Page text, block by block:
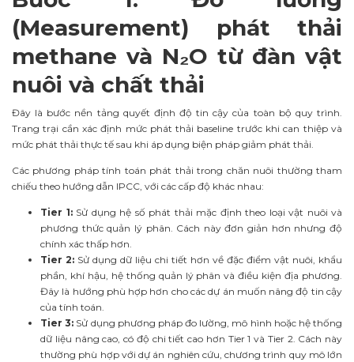
(Measurement) phát thải
methane và N₂O từ đàn vật
nuôi và chất thải
Đây là bước nền tảng quyết định độ tin cậy của toàn bộ quy trình.
Trang trại cần xác định mức phát thải baseline trước khi can thiệp và
mức phát thải thực tế sau khi áp dụng biện pháp giảm phát thải.
Các phương pháp tính toán phát thải trong chăn nuôi thường tham
chiếu theo hướng dẫn IPCC, với các cấp độ khác nhau:
Tier 1:Sử dụng hệ số phát thải mặc định theo loại vật nuôi và
phương thức quản lý phân. Cách này đơn giản hơn nhưng độ
chính xác thấp hơn.
Tier 2: Sử dụng dữ liệu chi tiết hơn về đặc điểm vật nuôi, khẩu
phần, khí hậu, hệ thống quản lý phân và điều kiện địa phương.
Đây là hướng phù hợp hơn cho các dự án muốn nâng độ tin cậy
của tính toán.
Tier 3: Sử dụng phương pháp đo lường, mô hình hoặc hệ thống
dữ liệu nâng cao, có độ chi tiết cao hơn Tier 1 và Tier 2. Cách này
thường phù hợp với dự án nghiên cứu, chương trình quy mô lớn